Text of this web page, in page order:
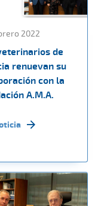
2022
de
renuevan su
con la
A.M.A.